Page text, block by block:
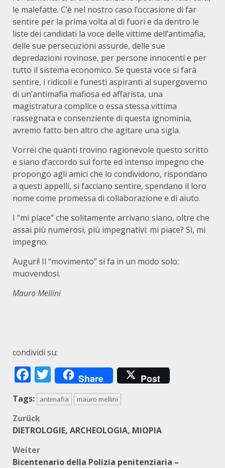
le malefatte. C’è nel nostro caso l’occasione di far
sentire per la prima volta al di fuori e da dentro le
liste dei candidati la voce delle vittime dell’antimafia,
delle sue persecuzioni assurde, delle sue
depredazioni rovinose, per persone innocenti e per
tutto il sistema economico. Se questa voce si farà
sentire, i ridicoli e funesti aspiranti al supergoverno
di un’antimafia mafiosa ed affarista, una
magistratura complice o essa stessa vittima
rassegnata e consenziente di questa ignominia,
avremo fatto ben altro che agitare una sigla.
Vorrei che quanti trovino ragionevole questo scritto
e siano d’accordo sul forte ed intenso impegno che
propongo agli amici che lo condividono, rispondano
a questi appelli, si facciano sentire, spendano il loro
nome come promessa di collaborazione e di aiuto.
I “mi piace” che solitamente arrivano siano, oltre che
assai più numerosi, più impegnativi: mi piace? Sì, mi
impegno.
Auguri! Il “movimento” si fa in un modo solo:
muovendosi.
Mauro Mellini
condividi su:
Facebook
Twitter
Share Post
Tags: antimafia mauro mellini
Beitragsnavigation
Zurück
DIETROLOGIE, ARCHEOLOGIA, MIOPIA
Weiter
Bicentenario della Polizia penitenziaria –